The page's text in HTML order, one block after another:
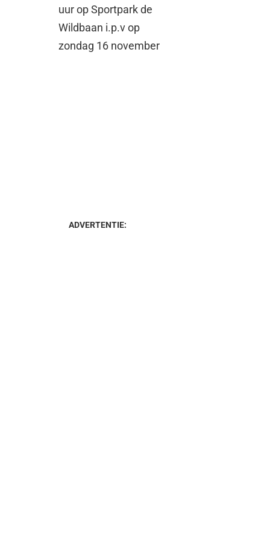
uur op Sportpark de
Wildbaan i.p.v op
zondag 16 november
ADVERTENTIE: